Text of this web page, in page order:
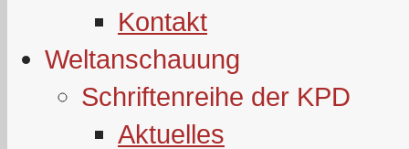
Kontakt
Weltanschauung
Schriftenreihe der KPD
Aktuelles